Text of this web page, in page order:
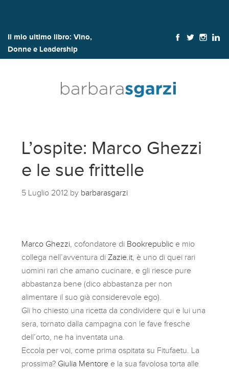
Il mio ultimo libro: Vino,
Donne e Leadership
L’ospite: Marco Ghezzi
e le sue frittelle
5 Luglio 2012 by barbarasgarzi
Marco Ghezzi , cofondatore di Bookrepublic e mio
collega nell’avventura diZazie.it , è uno di quei rari
uomini rari che amano cucinare, e gli riesce pure
abbastanza bene (dico abbastanza per non
alimentare il suo già considerevole ego).
Gli ho chiesto una ricetta da condividere qui e lui una
sera, tornato dalla campagna con le fave fresche
dell’orto, ne ha inventata una.
Eccola per voi, come prima ospitata su Fitufaetu. La
prossima? Giulia Mentore e la sua favolosa torta alle